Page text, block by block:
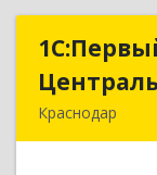
Краснодар